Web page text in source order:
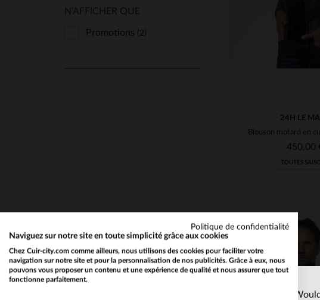
N'AFFICHER QUE
Promotions (2)
24H LE
450,00
TOUTES
Politique de confidentialité
Naviguez sur notre site en toute simplicité grâce aux cookies
Chez Cuir-city.com comme ailleurs, nous utilisons des cookies pour faciliter votre
navigation sur notre site et pour la personnalisation de nos publicités. Grâce à eux, nous
pouvons vous proposer un contenu et une expérience de qualité et nous assurer que tout
fonctionne parfaitement.